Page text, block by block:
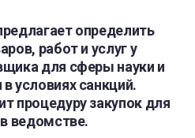
определить
работ и услуг у
для сферы науки и
условиях санкций.
процедуру закупок для
ведомстве.